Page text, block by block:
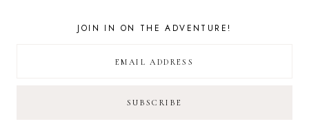
JOIN IN ON THE ADVENTURE!